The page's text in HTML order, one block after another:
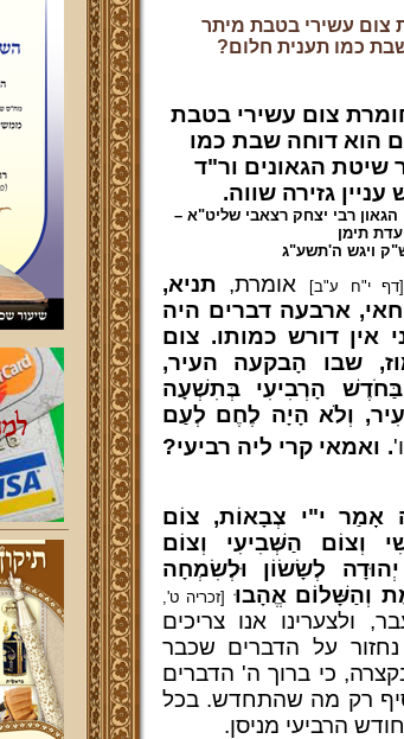
צום עשירי בטבת מיתר
כמו תענית חלום?
צום עשירי בטבת
הוא דוחה שבת כמו
שיטת הגאונים ור"ד
גזירה שווה.
רבי יצחק רצאבי שליט"א –
תימן
ויגש ה'תשע"ג
[דף י"ח ע"ב] אומרת, תניא,
ארבעה דברים היה
אין דורש כמותו. צום
שבו הָבקעה העיר,
הָרְבִיעִי בְּתִשְׁעָה
וְלֹא הָיָה לֶחֶם לְעַם
. ואמאי קרי ליה רביעי?
אָמַר י"י צְבָאוֹת, צוֹם
וְצוֹם הַשְּׁבִיעִי וְצוֹם
לְשָׂשׂוֹן וּלְשִׂמְחָה
וְהַשָּׁלוֹם אֱהָבוּ
[זכריה ט',
ולצערינו אנו צריכים
על הדברים שכבר
כי ברוך ה' הדברים
רק מה שהתחדש. בכל
הרביעי מניסן.